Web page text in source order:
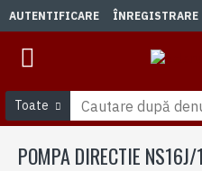
AUTENTIFICARE ÎNREGISTRARE
Toate
POMPA DIRECTIE